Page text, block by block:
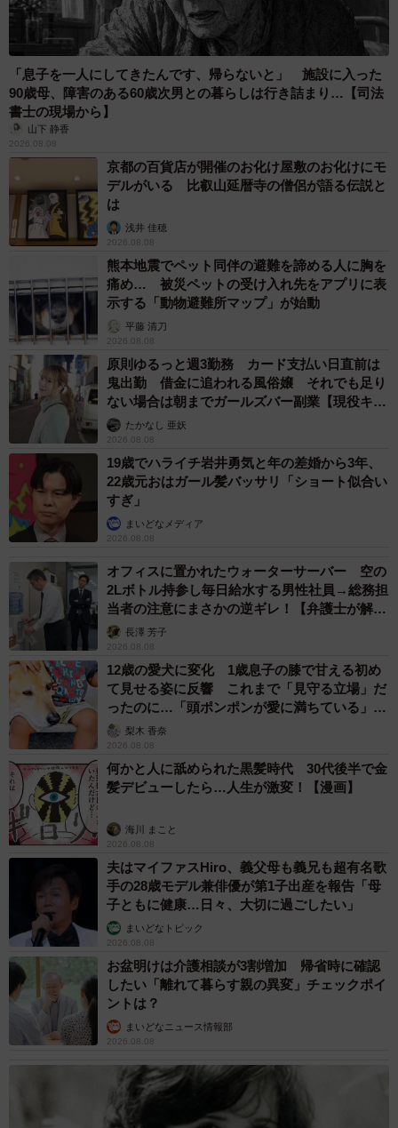
タブレット学習ライフ： https://muranakablog.biz
「息子を一人にしてきたんです、帰らないと」 施設に入った
90歳母、障害のある60歳次男との暮らしは行き詰まり…【司法
書士の現場から】
山下 静香
2026.08.08
京都の百貨店が開催のお化け屋敷のお化けにモ
デルがいる 比叡山延暦寺の僧侶が語る伝説と
は
浅井 佳穂
2026.08.08
熊本地震でペット同伴の避難を諦める人に胸を
痛め… 被災ペットの受け入れ先をアプリに表
示する「動物避難所マップ」が始動
平藤 清刀
2026.08.08
原則ゆるっと週3勤務 カード支払い日直前は
鬼出勤 借金に追われる風俗嬢 それでも足り
ない場合は朝までガールズバー副業【現役キャ
ストに取材】
たかなし 亜妖
2026.08.08
19歳でハライチ岩井勇気と年の差婚から3年、
22歳元おはガール髪バッサリ「ショート似合い
すぎ」
まいどなメディア
2026.08.08
オフィスに置かれたウォーターサーバー 空の
2Lボトル持参し毎日給水する男性社員→総務担
当者の注意にまさかの逆ギレ！【弁護士が解
説】長澤 芳子
2026.08.08
12歳の愛犬に変化 1歳息子の膝で甘える初め
て見せる姿に反響 これまで「見守る立場」だ
ったのに…「頭ポンポンが愛に満ちている」
「尊…」
梨木 香奈
2026.08.08
何かと人に舐められた黒髪時代 30代後半で金
髪デビューしたら…人生が激変！【漫画】
海川 まこと
2026.08.08
夫はマイファスHiro、義父母も義兄も超有名歌
手の28歳モデル兼俳優が第1子出産を報告「母
子ともに健康…日々、大切に過ごしたい」
まいどなトピック
2026.08.08
お盆明けは介護相談が3割増加 帰省時に確認
したい「離れて暮らす親の異変」チェックポイ
ントは？
まいどなニュース情報部
2026.08.08